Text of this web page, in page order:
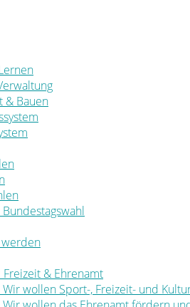
Landkreis
und Kultur
& Bauen
& Ehrenamt
Wir wollen Sport-, Freizeit- und